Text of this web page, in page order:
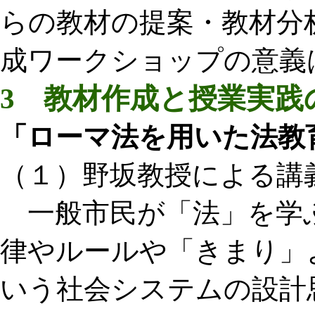
らの教材の提案・教材
成ワークショップの意
3 教材作成と授業実
「ローマ法を用いた法
（１）野坂教授による講
一般市民が「法」を学
律やルールや「きまり
いう社会システムの設